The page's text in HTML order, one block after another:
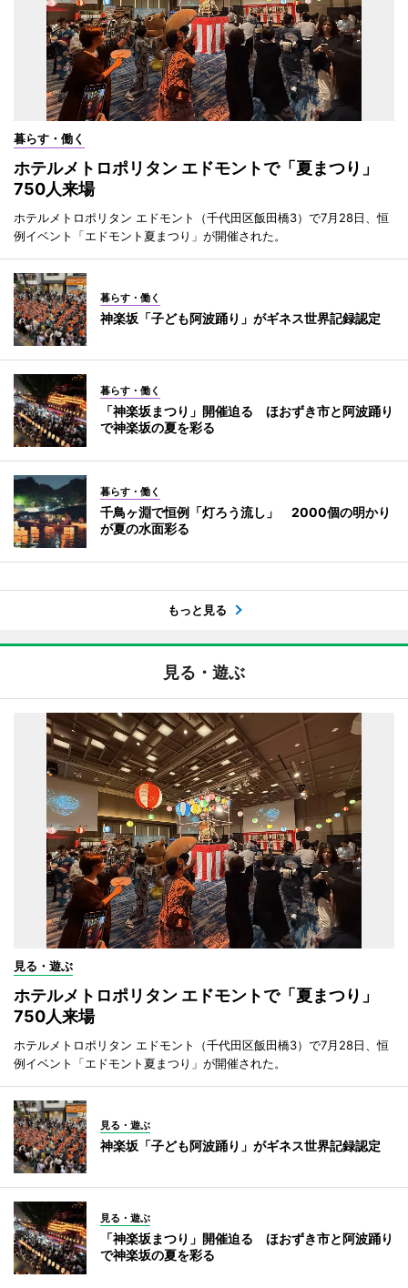
暮らす・働く
ホテルメトロポリタン エドモントで「夏まつり」
750人来場
ホテルメトロポリタン エドモント（千代田区飯田橋3）で7月28日、恒
例イベント「エドモント夏まつり」が開催された。
暮らす・働く
神楽坂「子ども阿波踊り」がギネス世界記録認定
暮らす・働く
「神楽坂まつり」開催迫る ほおずき市と阿波踊り
で神楽坂の夏を彩る
暮らす・働く
千鳥ヶ淵で恒例「灯ろう流し」 2000個の明かり
が夏の水面彩る
もっと見る
見る・遊ぶ
見る・遊ぶ
ホテルメトロポリタン エドモントで「夏まつり」
750人来場
ホテルメトロポリタン エドモント（千代田区飯田橋3）で7月28日、恒
例イベント「エドモント夏まつり」が開催された。
見る・遊ぶ
神楽坂「子ども阿波踊り」がギネス世界記録認定
見る・遊ぶ
「神楽坂まつり」開催迫る ほおずき市と阿波踊り
で神楽坂の夏を彩る